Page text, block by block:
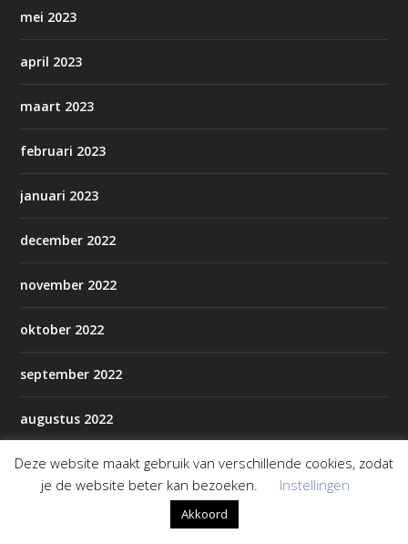
mei 2023
april 2023
maart 2023
februari 2023
januari 2023
december 2022
november 2022
oktober 2022
september 2022
augustus 2022
juli 2022
Deze website maakt gebruik van verschillende cookies, zodat
je de website beter kan bezoeken.
Instellingen
Akkoord